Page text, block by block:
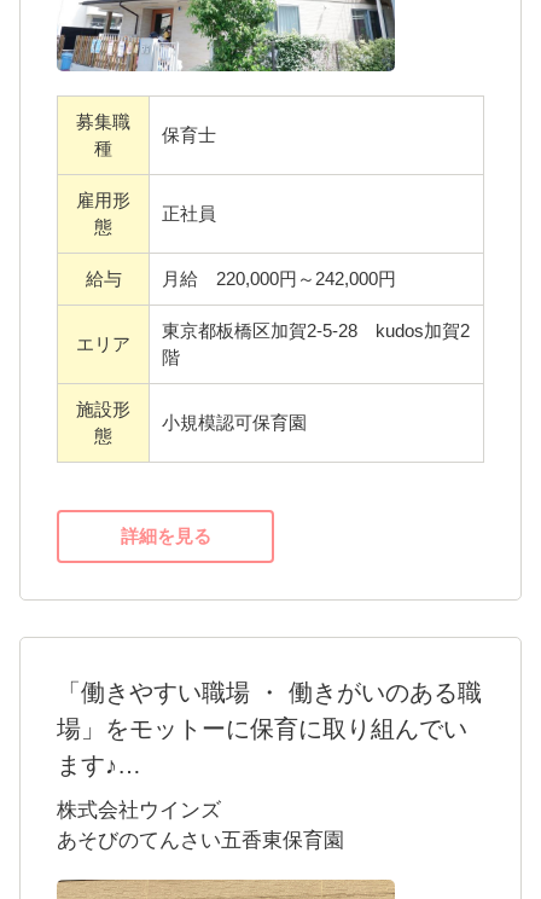
いただけるよう、持ち帰り仕事や残業は殆ど
ない働きやすい環境を提供いたします。
て、シフト作成に反映させます。
急なシフト変更にも即対応できる勤務体制。
土曜日出勤した場合は、平日に振休が取れま
す。
年間公休日120日+有給100％消化推奨なので、
プライベートも充実させてください。
ICTを導入し、仕事の負担軽減に取り組んでい
保育士資格をお持ちの方なら、新卒、ブラン
20代からシニア先生まで、幅広い年齢層の保
育士が活躍している、家庭的な温もりのある
保育園です。
サポートが充実
●キャリアパス・・・クラスサポート、担任、
リーダー、主任など、あなたにあったキャリ
アパスの経験を積むことができます
ョンの導入や心理カウンセラーの常駐、
NISA/iDeCoの導入など当社だけの福利厚生が
あります
募集職
種
保育士
雇用形
態
正社員
給与 月給 220,000円～242,000円
エリア
東京都板橋区加賀2-5-28 kudos加賀2
階
施設形
態
小規模認可保育園
詳細を見る
「働きやすい職場 ・ 働きがいのある職
場」をモットーに保育に取り組んでい
ます♪
株式会社ウインズは、埼玉県で小規模保育事
業所を７園と保育所型事業所内保育園を1園、
千葉県で小規模保育事業所を１園運営してい
株式会社ウインズ
あそびのてんさい五香東保育園